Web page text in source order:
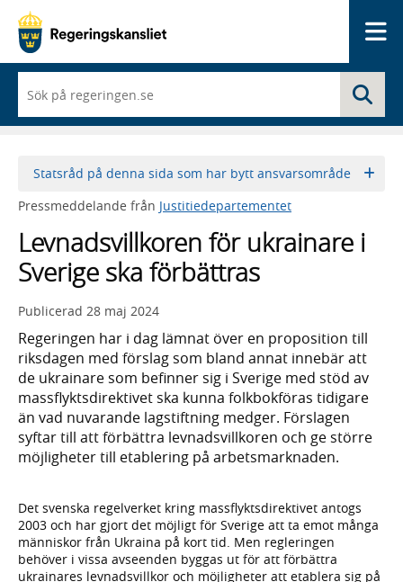
du
börjar
skriva
framträder
lista
med
sökförslag
Statsråd på denna sida som har bytt ansvarsområde
Pressmeddelande från Justitiedepartementet
Levnadsvillkoren för ukrainare i
Sverige ska förbättras
Publicerad 28 maj 2024
Regeringen har i dag lämnat över en proposition till
riksdagen med förslag som bland annat innebär att
de ukrainare som befinner sig i Sverige med stöd av
massflyktsdirektivet ska kunna folkbokföras tidigare
än vad nuvarande lagstiftning medger. Förslagen
syftar till att förbättra levnadsvillkoren och ge större
möjligheter till etablering på arbetsmarknaden.
Det svenska regelverket kring massflyktsdirektivet antogs
2003 och har gjort det möjligt för Sverige att ta emot många
människor från Ukraina på kort tid. Men regleringen
behöver i vissa avseenden byggas ut för att förbättra
ukrainares levnadsvillkor och möjligheter att etablera sig på